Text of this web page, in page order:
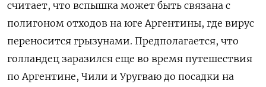
считает, что вспышка может быть связана с
полигоном отходов на юге Аргентины, где вирус
переносится грызунами. Предполагается, что
голландец заразился еще во время путешествия
по Аргентине, Чили и Уругваю до посадки на